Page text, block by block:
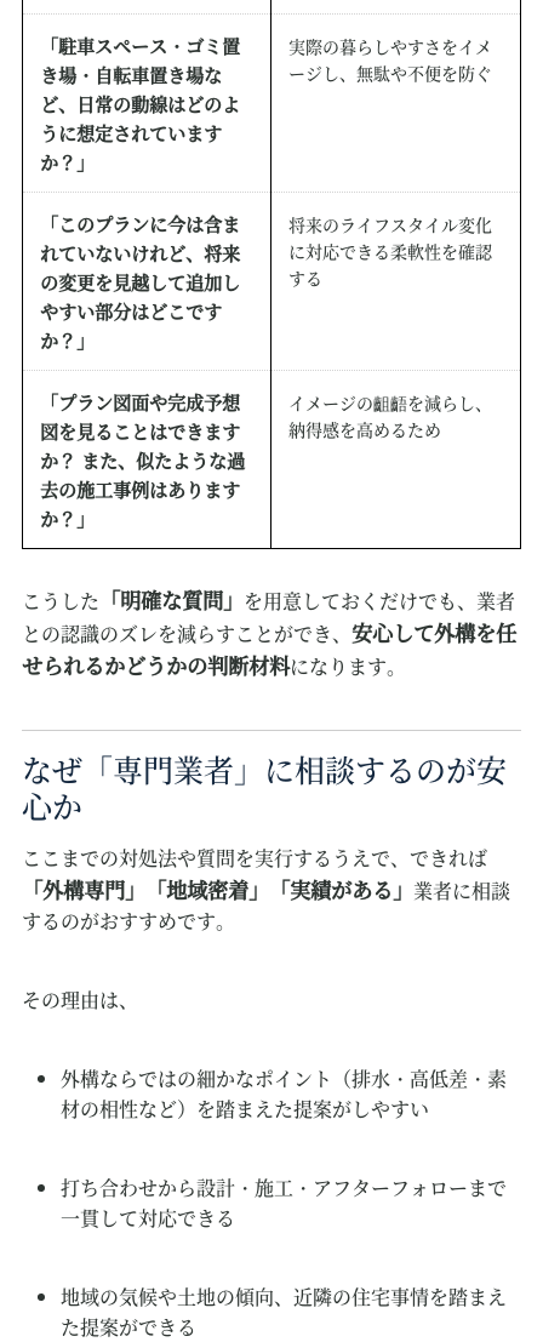
「駐車スペース・ゴミ置
き場・自転車置き場な
ど、日常の動線はどのよ
うに想定されています
か？」
実際の暮らしやすさをイメ
ージし、無駄や不便を防ぐ
「このプランに今は含ま
れていないけれど、将来
の変更を見越して追加し
やすい部分はどこです
か？」
将来のライフスタイル変化
に対応できる柔軟性を確認
する
「プラン図面や完成予想
図を見ることはできます
か？ また、似たような過
去の施工事例はあります
か？」
イメージの齟齬を減らし、
納得感を高めるため
こうした 「明確な質問」 を用意しておくだけでも、業者
との認識のズレを減らすことができ、 安心して外構を任
せられるかどうかの判断材料になります。
なぜ「専門業者」に相談するのが安
心か
ここまでの対処法や質問を実行するうえで、できれば
「外構専門」「地域密着」「実績がある」 業者に相談
するのがおすすめです。
その理由は、
外構ならではの細かなポイント（排水・高低差・素
材の相性など）を踏まえた提案がしやすい
打ち合わせから設計・施工・アフターフォローまで
一貫して対応できる
地域の気候や土地の傾向、近隣の住宅事情を踏まえ
た提案ができる